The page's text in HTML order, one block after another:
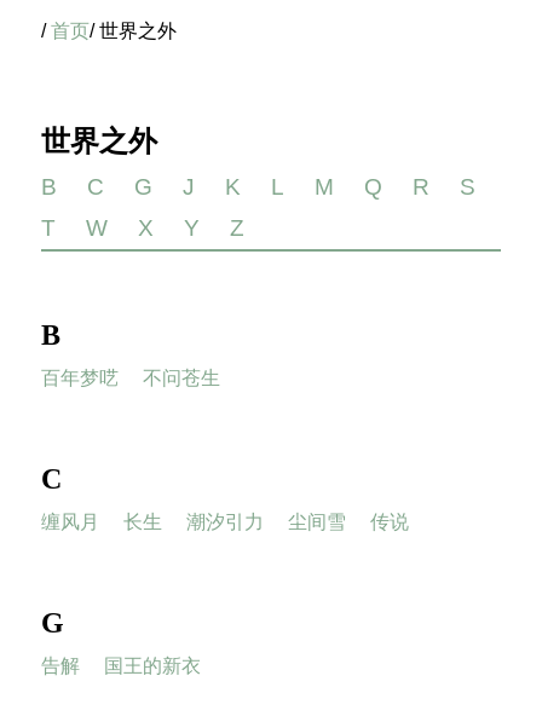
/首页/ 世界之外
世界之外
B C G J K L M Q R
S
T
W X Y Z
B
百年梦呓 不问苍生
C
缠风月 长生 潮汐引力 尘间雪 传说
G
告解 国王的新衣